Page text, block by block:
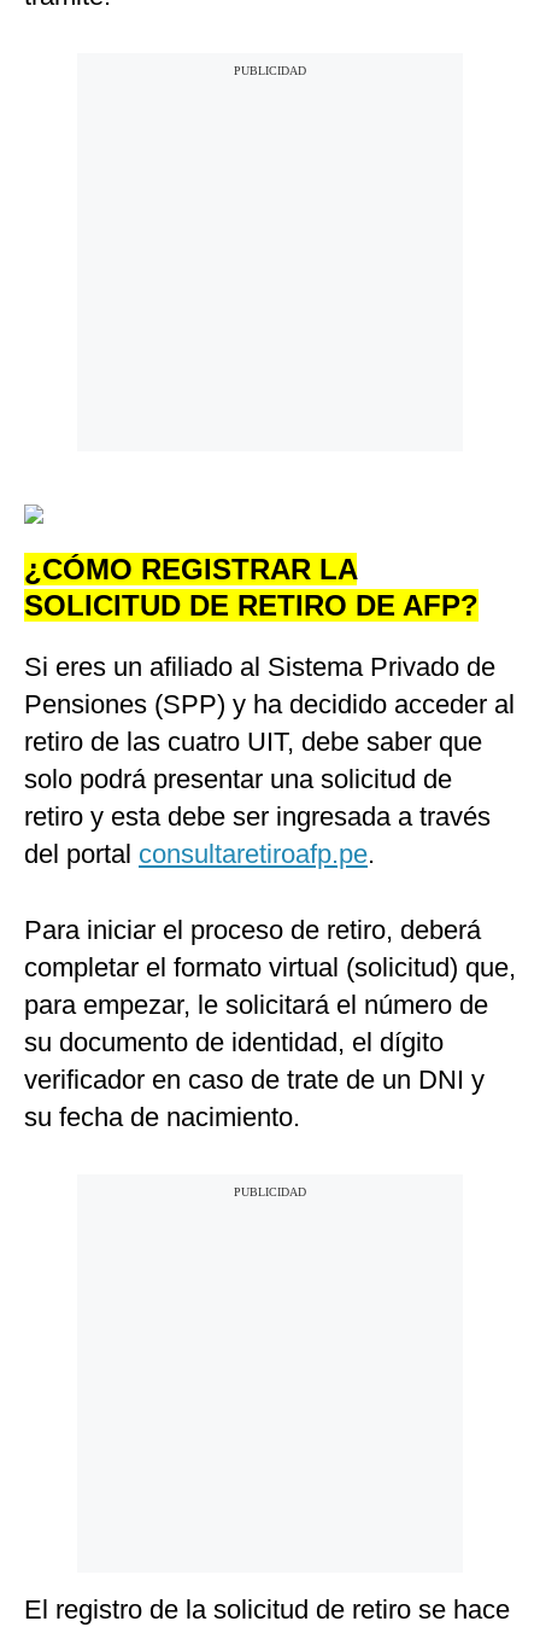
¿CÓMO REGISTRAR LA
SOLICITUD DE RETIRO DE AFP?
Si eres un afiliado al Sistema Privado de
Pensiones (SPP) y ha decidido acceder al
retiro de las cuatro UIT, debe saber que
solo podrá presentar una solicitud de
retiro y esta debe ser ingresada a través
del portal consultaretiroafp.pe.
Para iniciar el proceso de retiro, deberá
completar el formato virtual (solicitud) que,
para empezar, le solicitará el número de
su documento de identidad, el dígito
verificador en caso de trate de un DNI y
su fecha de nacimiento.
El registro de la solicitud de retiro se hace